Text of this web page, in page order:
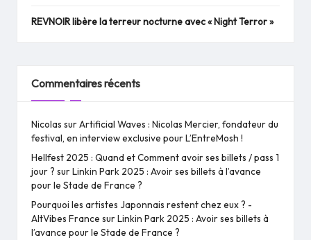
REVNOIR libère la terreur nocturne avec « Night Terror »
Commentaires récents
Nicolas surArtificial Waves : Nicolas Mercier, fondateur du
festival, en interview exclusive pour L’EntreMosh !
Hellfest 2025 : Quand et Comment avoir ses billets / pass 1
jour ? surLinkin Park 2025 : Avoir ses billets à l’avance
pour le Stade de France ?
Pourquoi les artistes Japonnais restent chez eux ? -
AltVibes France surLinkin Park 2025 : Avoir ses billets à
l’avance pour le Stade de France ?